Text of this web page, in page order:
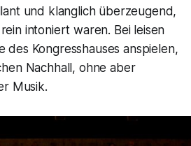
und klanglich überzeugend,
intoniert waren. Bei leisen
des Kongresshauses anspielen,
Nachhall, ohne aber
Musik.